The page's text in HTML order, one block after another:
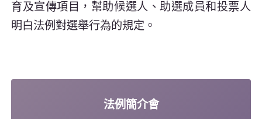
育及宣傳項目，幫助候選人、助選成員和投票人
明白法例對選舉行為的規定。
法例簡介會